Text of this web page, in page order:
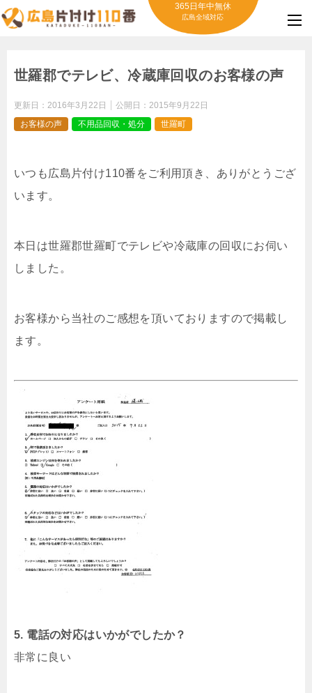
365日年中無休
広島全域対応
世羅郡でテレビ、冷蔵庫回収のお客様の声
更新日： 2016年3月22日 公開日： 2015年9月22日
お客様の声
不用品回収・処分 世羅町
いつも広島片付け110番をご利用頂き、ありがとうござ
います。
本日は世羅郡世羅町でテレビや冷蔵庫の回収にお伺い
しました。
お客様から当社のご感想を頂いておりますので掲載し
ます。
5. 電話の対応はいかがでしたか？
非常に良い